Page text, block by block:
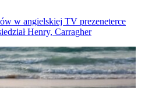
w angielskiej TV prezeneterce
Henry, Carragher